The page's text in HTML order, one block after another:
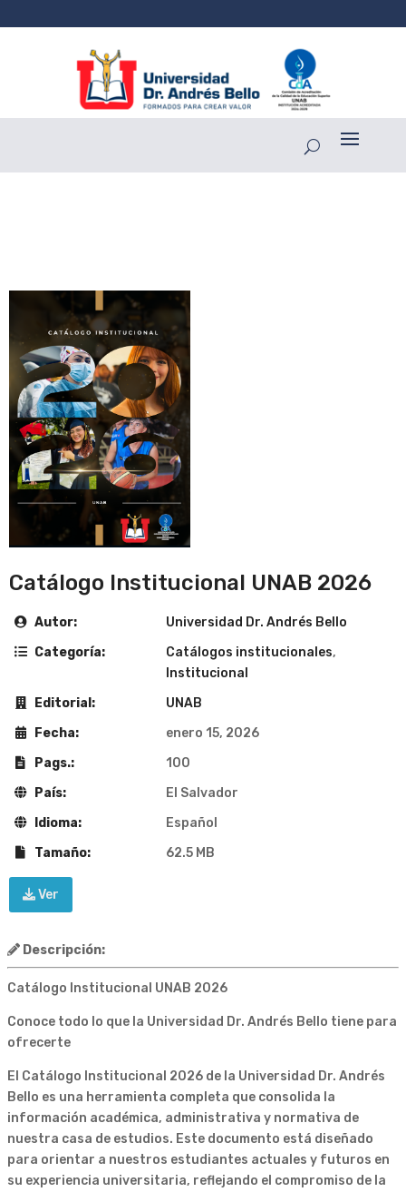
Catálogo Institucional UNAB 2026
Autor:
Universidad Dr. Andrés Bello
Categoría:
Catálogos institucionales,
Institucional
Editorial:
UNAB
Fecha:
enero 15, 2026
Pags.:
100
País:
El Salvador
Idioma:
Español
Tamaño:
62.5 MB
Ver
Descripción:
Catálogo Institucional UNAB 2026
Conoce todo lo que la Universidad Dr. Andrés Bello tiene para
ofrecerte
El Catálogo Institucional 2026 de la Universidad Dr. Andrés
Bello es una herramienta completa que consolida la
información académica, administrativa y normativa de
nuestra casa de estudios. Este documento está diseñado
para orientar a nuestros estudiantes actuales y futuros en
su experiencia universitaria, reflejando el compromiso de la